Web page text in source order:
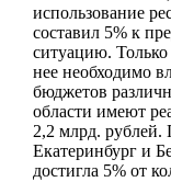
использование
составил 5% к
ситуацию. Только
нее необходимо
бюджетов
области имеют
2,2 млрд. рублей.
Екатеринбург и
достигла 5% от